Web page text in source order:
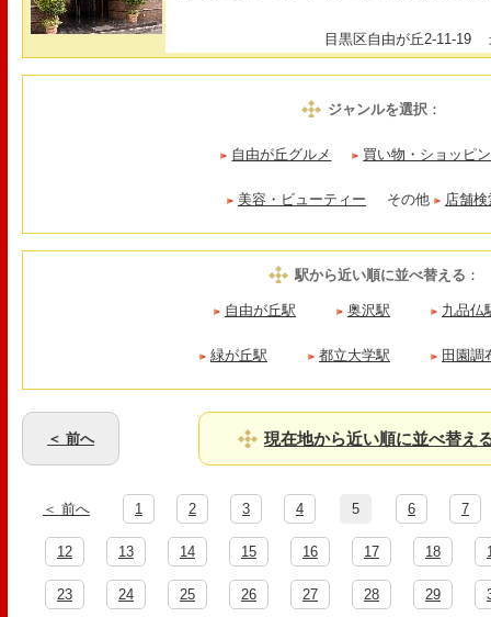
目黒区自由が丘2-11-19
ジャンルを選択：
自由が丘グルメ 買い物・ショッピ
美容・ビューティー その他 店舗
駅から近い順に並べ替える ：
自由が丘駅 奥沢駅 九品仏
緑が丘駅 都立大学駅 田園調
＜ 前へ 現在地から近い順に並べ替え
＜ 前へ 1 2 3 4 5 6 7
12 13 14 15 16 17 18
23 24 25 26 27 28 29